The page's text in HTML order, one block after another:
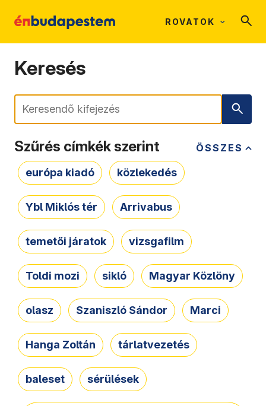
ROVATOK
Keresés
Keresés
ÖSSZES
Szűrés címkék szerint
európa kiadó közlekedés
Ybl Miklós tér Arrivabus
temetői járatok vizsgafilm
Toldi mozi sikló Magyar Közlöny
olasz Szaniszló Sándor Marci
Hanga Zoltán tárlatvezetés
baleset sérülések